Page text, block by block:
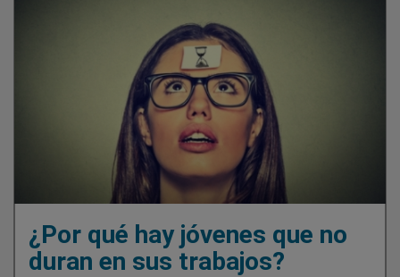
¿Por qué hay jóvenes que no
duran en sus trabajos?